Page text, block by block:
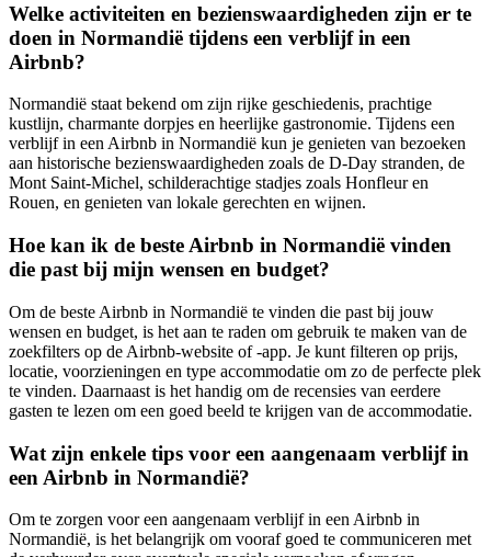
Welke activiteiten en bezienswaardigheden zijn er te
doen in Normandië tijdens een verblijf in een
Airbnb?
Normandië staat bekend om zijn rijke geschiedenis, prachtige
kustlijn, charmante dorpjes en heerlijke gastronomie. Tijdens een
verblijf in een Airbnb in Normandië kun je genieten van bezoeken
aan historische bezienswaardigheden zoals de D-Day stranden, de
Mont Saint-Michel, schilderachtige stadjes zoals Honfleur en
Rouen, en genieten van lokale gerechten en wijnen.
Hoe kan ik de beste Airbnb in Normandië vinden
die past bij mijn wensen en budget?
Om de beste Airbnb in Normandië te vinden die past bij jouw
wensen en budget, is het aan te raden om gebruik te maken van de
zoekfilters op de Airbnb-website of -app. Je kunt filteren op prijs,
locatie, voorzieningen en type accommodatie om zo de perfecte plek
te vinden. Daarnaast is het handig om de recensies van eerdere
gasten te lezen om een goed beeld te krijgen van de accommodatie.
Wat zijn enkele tips voor een aangenaam verblijf in
een Airbnb in Normandië?
Om te zorgen voor een aangenaam verblijf in een Airbnb in
Normandië, is het belangrijk om vooraf goed te communiceren met